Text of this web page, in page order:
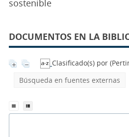
sostenible
DOCUMENTOS EN LA
Clasificado(s) por
Búsqueda en fuentes externas